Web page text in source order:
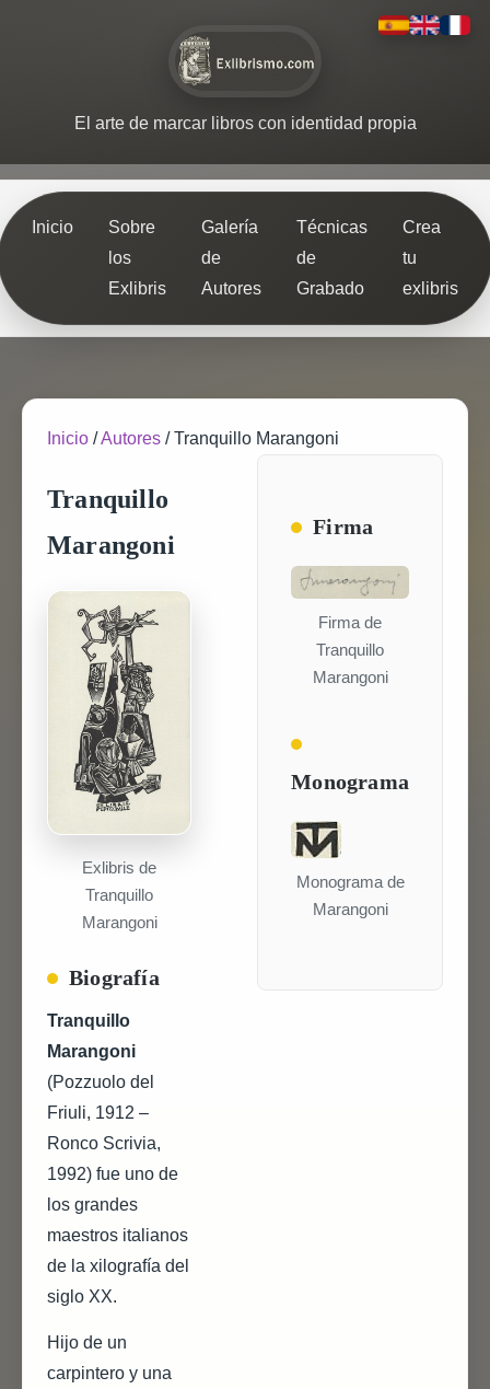
El arte de marcar libros con identidad propia
Inicio
Sobre
los
Exlibris
Galería
de
Autores
Técnicas
de
Grabado
Crea
tu
exlibris
Inicio /Autores /Tranquillo Marangoni
Tranquillo
Marangoni
Exlibris de
Tranquillo
Marangoni
Biografía
Tranquillo
Marangoni
(Pozzuolo del
Friuli, 1912 –
Ronco Scrivia,
1992) fue uno de
los grandes
maestros italianos
de la xilografía del
siglo XX.
Hijo de un
carpintero y una
Firma
Firma de
Tranquillo
Marangoni
Monograma
Monograma de
Marangoni